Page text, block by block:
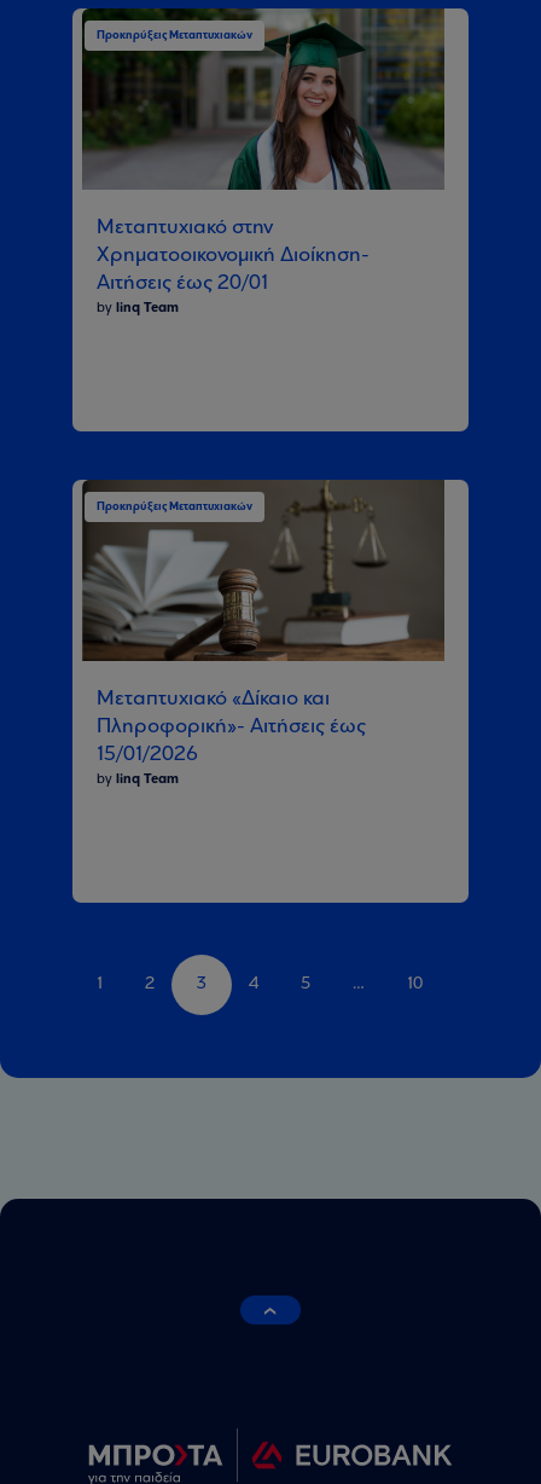
Προκηρύξεις Μεταπτυχιακών
Μεταπτυχιακό στην
Χρηματοοικονομική Διοίκηση-
Αιτήσεις έως 20/01
by linq Team
Προκηρύξεις Μεταπτυχιακών
Μεταπτυχιακό «Δίκαιο και
Πληροφορική»- Αιτήσεις έως
15/01/2026
by linq Team
1 2 3 4 5 … 10